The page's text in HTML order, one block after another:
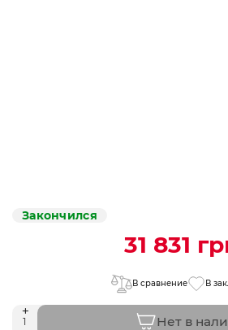
Закончился
31 831
В сравнение В
Нет в